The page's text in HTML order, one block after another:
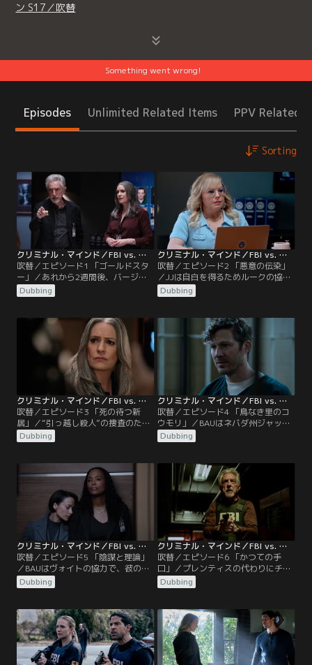
ン S17／吹替
Something went wrong!
Episodes Unlimited Related Items PPV Related
Sorting
クリミナル・マインド／FBI vs. 異常犯罪 エボリューション（シーズン17） 第01話／吹替
吹替／エピソード1 「ゴールドスタ
ー」／あれから2週間後、バージニ
ア州ブリストーの警察官の妻が殺害
される。BAU（行動分析課）は、犯
ールドスターと事件を結びつける。
一方、FBI長官がイライアス・ヴォイ
トに司法取引を持ち掛ける。これを
受けBAUはタイラー・グリーンに協
力を要請する。
Dubbing
クリミナル・マインド／FBI vs. 異常犯罪 エボリューション（シーズン17） 第02話／吹替
吹替／エピソード2 「悪意の伝染」
／JJは自白を得るためルークの協力
のもとヴォイトに尋問をする。しか
し、彼は途中から拒否を続ける。一
ルドスターに関する新たな手がかり
を求めてユタ州に調査へ。ルイスと
タイラーは張り込みを行うが、そこ
に司法長官の命令でレベッカが監督
として加わる。
Dubbing
クリミナル・マインド／FBI vs. 異常犯罪 エボリューション（シーズン17） 第03話／吹替
吹替／エピソード3 「死の待つ新
居」／“引っ越し殺人”の捜査のため
ロッシとルイスはヒューストンに向
かう。ヴォイトに妻、2人の娘と面
協力を求めるが、妻は現実を嘆き拒
否。そんな中、ルークは長女の変化
を指摘する。プレンティスは、一部
で話題になっている陰謀の対処に奔
走するが…。
Dubbing
クリミナル・マインド／FBI vs. 異常犯罪 エボリューション（シーズン17） 第04話／吹替
吹替／エピソード4 「鳥なき里のコ
ウモリ」／BAUはネバダ州ジャック
ポットで起きた同じ残酷な手口の事
件の捜査に取り組む。勾留から解放
ン・ギャリティとのトラブルに対処
する。そんな中、彼からゴールドス
ターの関与を知らされる。一方、証
人保護プログラムの準備が進み、ヴ
ォイトは妻と娘に別れを告げる
が…。
Dubbing
クリミナル・マインド／FBI vs. 異常犯罪 エボリューション（シーズン17） 第05話／吹替
吹替／エピソード5 「陰謀と理論」
／BAUはヴォイトの協力で、彼のネ
ットワークの裏ルートを使ってゴー
ルドスターのダミアンと接触に成
ミアンに秘密のメッセージを送信し
ていた…。ヴォイトはダミアンと直
接接触する機会を得るが、爆弾が仕
掛けられた人質が送り込まれ、状況
は一転する。
Dubbing
クリミナル・マインド／FBI vs. 異常犯罪 エボリューション（シーズン17） 第06話／吹替
吹替／エピソード6 「かつての手
口」／プレンティスの代わりにチー
ムを率いることになったロッシだ
が、ヴォイトに関する妄想が悪化
う。過去と対峙するため、ヴォイト
に会いに行く。一方、タイラーがゴ
ールドスターの手掛かりとなる元恋
人をFBIへ連れてくる。
Dubbing